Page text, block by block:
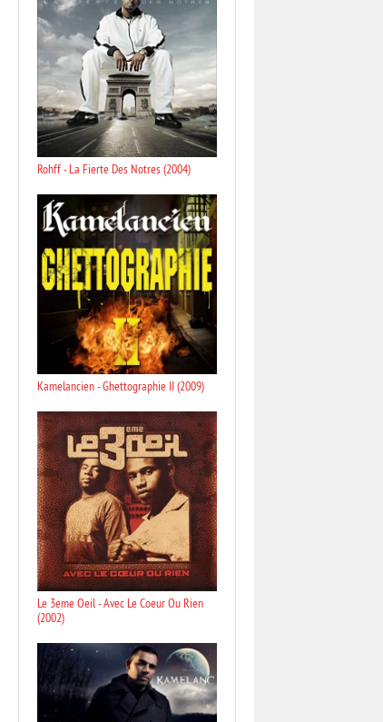
Rohff - La Fierte Des Notres (2004)
Kamelancien - Ghettographie II (2009)
Le 3eme Oeil - Avec Le Coeur Ou Rien
(2002)